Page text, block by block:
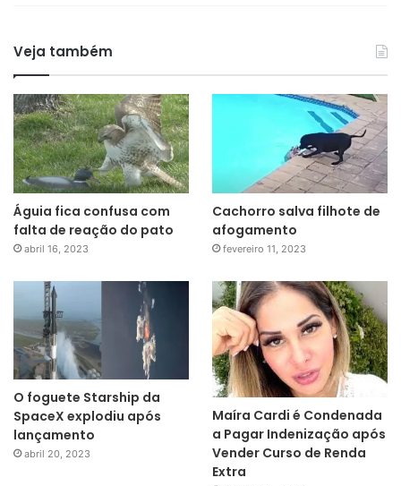
Veja também
Águia fica confusa com
falta de reação do pato
abril 16, 2023
Cachorro salva filhote de
afogamento
fevereiro 11, 2023
O foguete Starship da
SpaceX explodiu após
lançamento
abril 20, 2023
Maíra Cardi é Condenada
a Pagar Indenização após
Vender Curso de Renda
Extra